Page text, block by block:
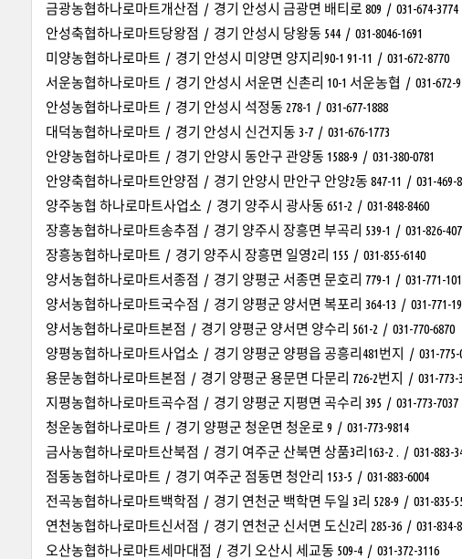
금광농협하나로마트개산점 / 경기 안성시 금광면 배티로 809 / 031-674-3774
안성축협하나로마트당왕점 / 경기 안성시 당왕동 544 / 031-8046-1691
미양농협하나로마트 / 경기 안성시 미양면 양지리90-1 91-11 / 031-672-8770
서운농협하나로마트 / 경기 안성시 서운면 신촌리 10-1 서운농협 / 031-672-
안성농협하나로마트 / 경기 안성시 석정동 278-1 / 031-677-1888
대덕농협하나로마트 / 경기 안성시 신건지동 3-7 / 031-676-1773
안양농협하나로마트 / 경기 안양시 동안구 관양동 1588-9 / 031-380-0781
안양축협하나로마트안양점 / 경기 안양시 만안구 안양2동 847-11 / 031-469-
양주농협 하나로마트사업소 / 경기 양주시 광사동 651-2 / 031-848-8460
장흥농협하나로마트송추점 / 경기 양주시 장흥면 부곡리 539-1 / 031-826-
장흥농협하나로마트 / 경기 양주시 장흥면 일영2리 155 / 031-855-6140
양서농협하나로마트서종점 / 경기 양평군 서종면 문호리 779-1 / 031-771-
양서농협하나로마트국수점 / 경기 양평군 양서면 복포리 364-13 / 031-771-
양서농협하나로마트본점 / 경기 양평군 양서면 양수리 561-2 / 031-770-6870
양평농협하나로마트사업소 / 경기 양평군 양평읍 공흥리481번지 / 031-775-
용문농협하나로마트본점 / 경기 양평군 용문면 다문리 726-2번지 / 031-773-
지평농협하나로마트곡수점 / 경기 양평군 지평면 곡수리 395 / 031-773-7037
청운농협하나로마트 / 경기 양평군 청운면 청운로 9 / 031-773-9814
금사농협하나로마트산북점 / 경기 여주군 산북면 상품3리163-2 . / 031-883-
점동농협하나로마트 / 경기 여주군 점동면 청안리 153-5 / 031-883-6004
전곡농협하나로마트백학점 / 경기 연천군 백학면 두일 3리 528-9 / 031-835-
연천농협하나로마트신서점 / 경기 연천군 신서면 도신2리 285-36 / 031-834-
오산농협하나로마트세마대점 / 경기 오산시 세교동 509-4 / 031-372-3116